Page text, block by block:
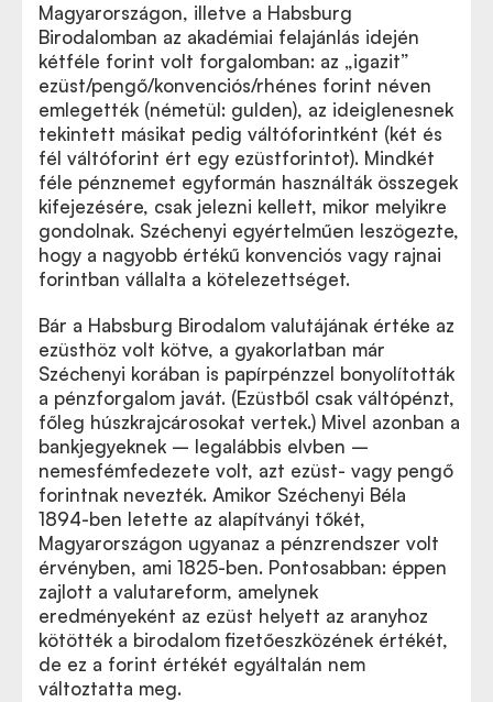
Magyarországon, illetve a Habsburg
Birodalomban az akadémiai felajánlás idején
kétféle forint volt forgalomban: az „igazit”
ezüst/pengő/konvenciós/rhénes forint néven
emlegették (németül: gulden), az ideiglenesnek
tekintett másikat pedig váltóforintként (két és
fél váltóforint ért egy ezüstforintot). Mindkét
féle pénznemet egyformán használták összegek
kifejezésére, csak jelezni kellett, mikor melyikre
gondolnak. Széchenyi egyértelműen leszögezte,
hogy a nagyobb értékű konvenciós vagy rajnai
forintban vállalta a kötelezettséget.
Bár a Habsburg Birodalom valutájának értéke az
ezüsthöz volt kötve, a gyakorlatban már
Széchenyi korában is papírpénzzel bonyolították
a pénzforgalom javát. (Ezüstből csak váltópénzt,
főleg húszkrajcárosokat vertek.) Mivel azonban a
bankjegyeknek – legalábbis elvben –
nemesfémfedezete volt, azt ezüst- vagy pengő
forintnak nevezték. Amikor Széchenyi Béla
1894-ben letette az alapítványi tőkét,
Magyarországon ugyanaz a pénzrendszer volt
érvényben, ami 1825-ben. Pontosabban: éppen
zajlott a valutareform, amelynek
eredményeként az ezüst helyett az aranyhoz
kötötték a birodalom fizetőeszközének értékét,
de ez a forint értékét egyáltalán nem
változtatta meg.